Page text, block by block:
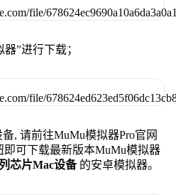
”进行下载；
, 请前往MuMu模拟器Pro官网
即可下载最新版本MuMu模拟器
芯片Mac设备 的安卓模拟器。